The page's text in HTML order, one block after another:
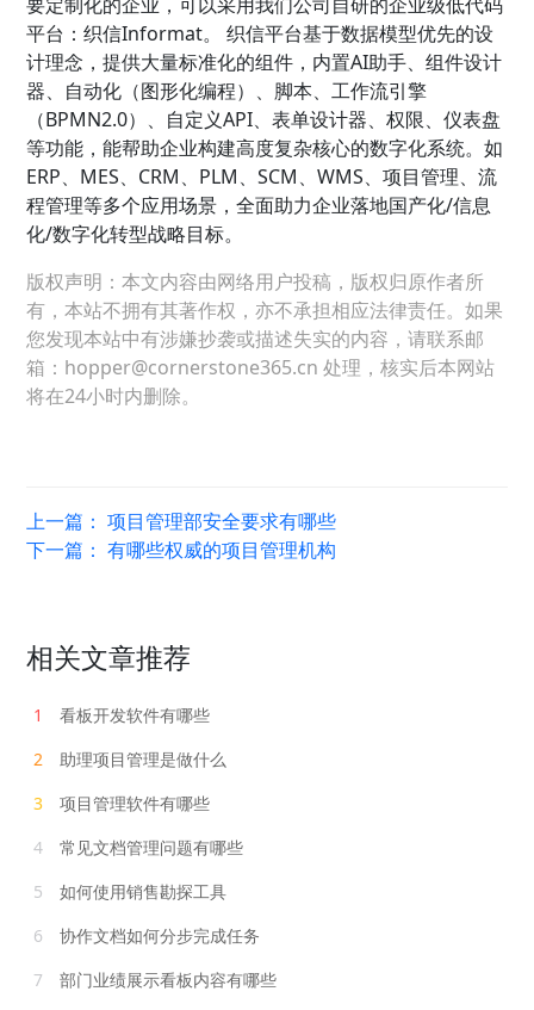
平台：织信Informat。 织信平台基于数据模型优先的设
计理念，提供大量标准化的组件，内置AI助手、组件设计
器、自动化（图形化编程）、脚本、工作流引擎
（BPMN2.0）、自定义API、表单设计器、权限、仪表盘
等功能，能帮助企业构建高度复杂核心的数字化系统。如
ERP、MES、CRM、PLM、SCM、WMS、项目管理、流
程管理等多个应用场景，全面助力企业落地国产化/信息
化/数字化转型战略目标。
版权声明：本文内容由网络用户投稿，版权归原作者所
有，本站不拥有其著作权，亦不承担相应法律责任。如果
您发现本站中有涉嫌抄袭或描述失实的内容，请联系邮
箱：hopper@cornerstone365.cn 处理，核实后本网站
将在24小时内删除。
上一篇：项目管理部安全要求有哪些
下一篇：有哪些权威的项目管理机构
相关文章推荐
1
看板开发软件有哪些
2
助理项目管理是做什么
3
项目管理软件有哪些
4
常见文档管理问题有哪些
5
如何使用销售勘探工具
6
协作文档如何分步完成任务
7
部门业绩展示看板内容有哪些